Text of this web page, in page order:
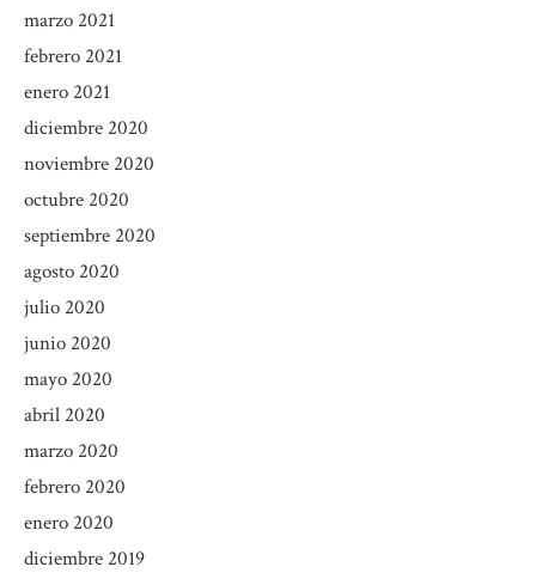
marzo 2021
febrero 2021
enero 2021
diciembre 2020
noviembre 2020
octubre 2020
septiembre 2020
agosto 2020
julio 2020
junio 2020
mayo 2020
abril 2020
marzo 2020
febrero 2020
enero 2020
diciembre 2019